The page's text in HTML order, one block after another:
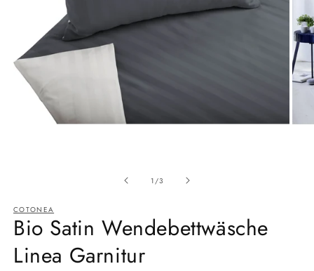
1 /Ab
3
COTONEA
Bio Satin Wendebettwäsche
Linea Garnitur